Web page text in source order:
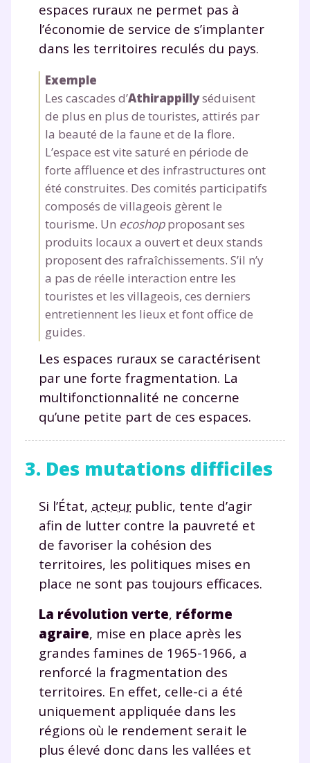
espaces ruraux ne permet pas à
l’économie de service de s’implanter
dans les territoires reculés du pays.
Exemple
Les cascades d’Athirappillyséduisent
de plus en plus de touristes, attirés par
la beauté de la faune et de la flore.
L’espace est vite saturé en période de
forte affluence et des infrastructures ont
été construites. Des comités participatifs
composés de villageois gèrent le
tourisme. Un ecoshopproposant ses
produits locaux a ouvert et deux stands
proposent des rafraîchissements. S’il n’y
a pas de réelle interaction entre les
touristes et les villageois, ces derniers
entretiennent les lieux et font office de
guides.
Les espaces ruraux se caractérisent
par une forte fragmentation. La
multifonctionnalité ne concerne
qu’une petite part de ces espaces.
3. Des mutations difficiles
Si l’État, acteur public, tente d’agir
afin de lutter contre la pauvreté et
de favoriser la cohésion des
territoires, les politiques mises en
place ne sont pas toujours efficaces.
La révolution verte, réforme
agraire, mise en place après les
grandes famines de 1965-1966, a
renforcé la fragmentation des
territoires. En effet, celle-ci a été
uniquement appliquée dans les
régions où le rendement serait le
plus élevé donc dans les vallées et